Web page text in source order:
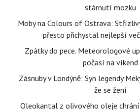
stárnutí mozku
Moby na Colours of Ostrava:
přesto přichystal nejlepší
Zpátky do pece. Meteorologové
počasí na víkend
Zásnuby v Londýně: Syn legendy
že se žení
Oleokantal z olivového oleje